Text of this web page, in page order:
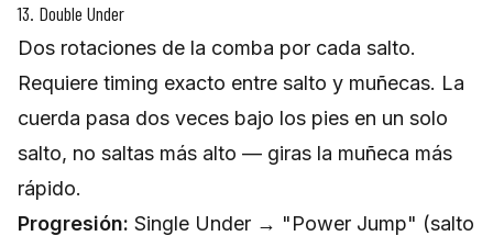
13. Double Under
Dos rotaciones de la comba por cada salto.
Requiere timing exacto entre salto y muñecas. La
cuerda pasa dos veces bajo los pies en un solo
salto, no saltas más alto — giras la muñeca más
rápido.
Progresión: Single Under → "Power Jump" (salto